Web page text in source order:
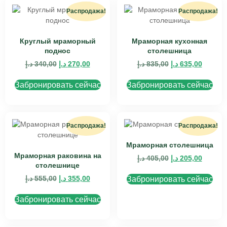
Распродажа!
Круглый мраморный
поднос
340,00 د.إ 270,00 د.إ
Забронировать сейчас
Распродажа!
Мраморная кухонная
столешница
835,00 د.إ 635,00 د.إ
Забронировать сейчас
Распродажа!
Мраморная раковина на
столешнице
555,00 د.إ 355,00 د.إ
Забронировать сейчас
Распродажа!
Мраморная столешница
405,00 د.إ 205,00 د.إ
Забронировать сейчас